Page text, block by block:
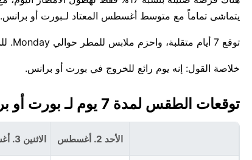
يتماشى تماماً مع متوسط أغسطس المعتاد لـبورت أو برانس.
توقع 7 أيام متقلبة، واحزم ملابس للمطر حوالي Monday. للمعلومية، أعلى درجة حرارة قياسية لهذا التاريخ في بورت أو برانس هي 38°C.
خلاصة القول: إنه يوم رائع للخروج في بورت أو برانس.
توقعات الطقس لمدة 7 يوم لـ بورت أو برانس، هايتى 🇭🇹
الأحد 2. أغسطس الاثنين 3. أغسطس